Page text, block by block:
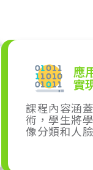
應
實
課程內容涵
術，學生將
像分類和人